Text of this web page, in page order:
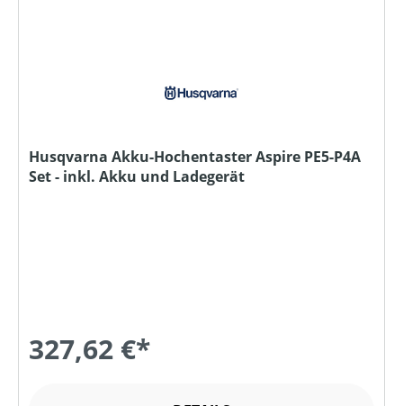
Husqvarna Akku-Hochentaster Aspire PE5-P4A
Set - inkl. Akku und Ladegerät
327,62 €*